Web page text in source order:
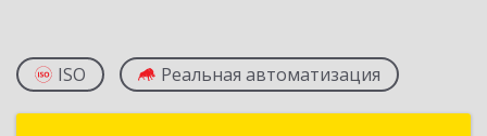
ISO Реальная автоматизация